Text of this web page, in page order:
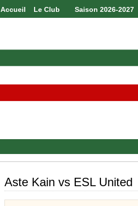
Accueil Le Club Saison 2026-2027
Aste Kain vs ESL United